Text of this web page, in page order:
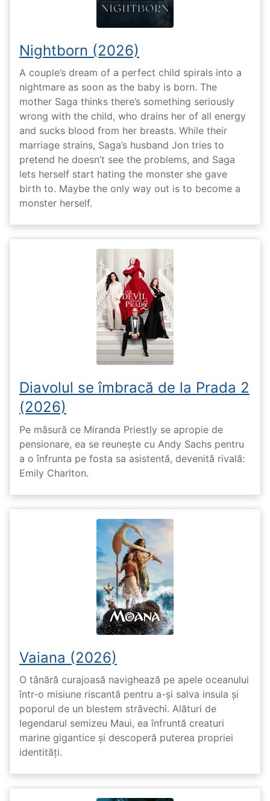
Nightborn (2026)
A couple’s dream of a perfect child spirals into a
nightmare as soon as the baby is born. The
mother Saga thinks there’s something seriously
wrong with the child, who drains her of all energy
and sucks blood from her breasts. While their
marriage strains, Saga’s husband Jon tries to
pretend he doesn’t see the problems, and Saga
lets herself start hating the monster she gave
birth to. Maybe the only way out is to become a
monster herself.
Diavolul se îmbracă de la Prada 2
(2026)
Pe măsură ce Miranda Priestly se apropie de
pensionare, ea se reunește cu Andy Sachs pentru
a o înfrunta pe fosta sa asistentă, devenită rivală:
Emily Charlton.
Vaiana (2026)
O tânără curajoasă navighează pe apele oceanului
într-o misiune riscantă pentru a-și salva insula și
poporul de un blestem străvechi. Alături de
legendarul semizeu Maui, ea înfruntă creaturi
marine gigantice și descoperă puterea propriei
identități.